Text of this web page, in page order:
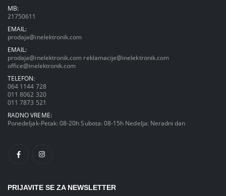
MB:
21750611
EMAIL:
prodaja@inelektronik.com
EMAIL:
prodaja@inelektronik.com reklamacije@inelektronik.com
office@inelektronik.com
TELEFON:
064 1144 728
011 8062 320
011 7873 521
RADNO VREME:
Ponedeljak-Petak: 08-20h Subota: 08-15h Nedelja: Neradni dan
PRIJAVITE SE ZA NEWSLETTER